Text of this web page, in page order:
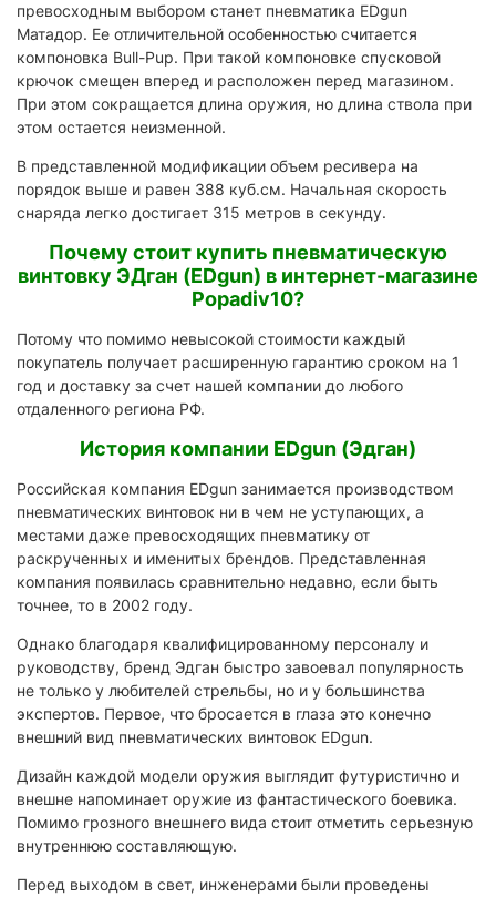
превосходным выбором станет пневматика EDgun
Матадор. Ее отличительной особенностью считается
компоновка Bull-Pup. При такой компоновке спусковой
крючок смещен вперед и расположен перед магазином.
При этом сокращается длина оружия, но длина ствола при
этом остается неизменной.
В представленной модификации объем ресивера на
порядок выше и равен 388 куб.см. Начальная скорость
снаряда легко достигает 315 метров в секунду.
Почему стоит купить пневматическую
винтовку ЭДган (EDgun) в интернет-магазине
Popadiv10?
Потому что помимо невысокой стоимости каждый
покупатель получает расширенную гарантию сроком на 1
год и доставку за счет нашей компании до любого
отдаленного региона РФ.
История компании EDgun (Эдган)
Российская компания EDgun занимается производством
пневматических винтовок ни в чем не уступающих, а
местами даже превосходящих пневматику от
раскрученных и именитых брендов. Представленная
компания появилась сравнительно недавно, если быть
точнее, то в 2002 году.
Однако благодаря квалифицированному персоналу и
руководству, бренд Эдган быстро завоевал популярность
не только у любителей стрельбы, но и у большинства
экспертов. Первое, что бросается в глаза это конечно
внешний вид пневматических винтовок EDgun.
Дизайн каждой модели оружия выглядит футуристично и
внешне напоминает оружие из фантастического боевика.
Помимо грозного внешнего вида стоит отметить серьезную
внутреннюю составляющую.
Перед выходом в свет, инженерами были проведены